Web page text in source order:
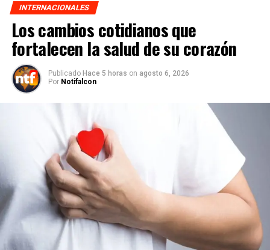
INTERNACIONALES
Los cambios cotidianos que
fortalecen la salud de su corazón
Publicado Hace 5 horas on agosto 6, 2026
Por Notifalcon